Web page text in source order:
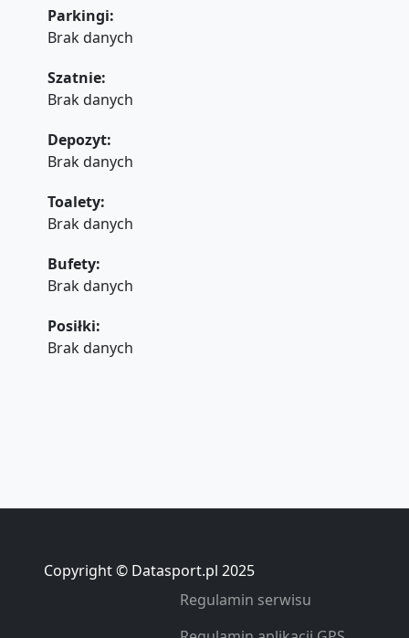
Parkingi:
Brak danych
Szatnie:
Brak danych
Depozyt:
Brak danych
Toalety:
Brak danych
Bufety:
Brak danych
Posiłki:
Brak danych
Copyright © Datasport.pl 2025
Regulamin serwisu